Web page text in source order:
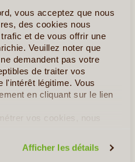
vous acceptez que nous
des cookies nous
et de vous offrir une
Veuillez noter que
demandent pas votre
de traiter vos
l'intérêt légitime. Vous
en cliquant sur le lien
vos cookies, nous
Afficher les détails
d'Hampi
sur l'Inde »
Voyages en Inde
Expérience Unique